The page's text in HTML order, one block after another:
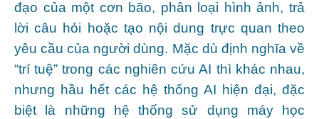
đạo của một cơn bão, phân loại hình ảnh, trả
lời câu hỏi hoặc tạo nội dung trực quan theo
yêu cầu của người dùng. Mặc dù định nghĩa về
“trí tuệ” trong các nghiên cứu AI thì khác nhau,
nhưng hầu hết các hệ thống AI hiện đại, đặc
biệt là những hệ thống sử dụng máy học